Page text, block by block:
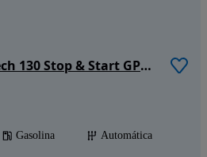
Peugeot 3008 PureTech 130 Stop & Start GPF EAT8 Allure
Gasolina
Automática